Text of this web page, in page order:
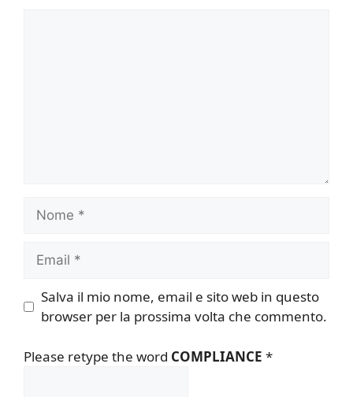
Nome
Email
Salva il mio nome, email e sito web in questo
browser per la prossima volta che commento.
Please retype the word COMPLIANCE *